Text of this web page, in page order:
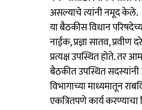
असल्याचे त्यांनी नमूद केले.
या बैठकीस विधान
नाईक, प्रज्ञा सातव,
प्रत्यक्ष उपस्थित होते. तर
बैठकीत उपस्थित
विभागाच्या माध्यमातून
एकत्रितपणे कार्य करण्याचा